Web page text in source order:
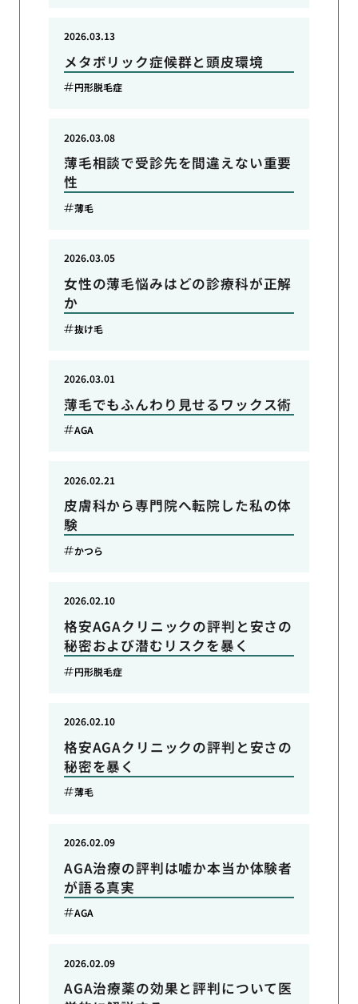
メタボリック症候群と頭皮環境
2026.03.13
円形脱毛症
薄毛相談で受診先を間違えない重要
性
2026.03.08
薄毛
女性の薄毛悩みはどの診療科が正解
か
2026.03.05
抜け毛
薄毛でもふんわり見せるワックス術
2026.03.01
AGA
皮膚科から専門院へ転院した私の体
験
2026.02.21
かつら
格安AGAクリニックの評判と安さの
秘密および潜むリスクを暴く
2026.02.10
円形脱毛症
格安AGAクリニックの評判と安さの
秘密を暴く
2026.02.10
薄毛
AGA治療の評判は嘘か本当か体験者
が語る真実
2026.02.09
AGA
AGA治療薬の効果と評判について医
2026.02.09